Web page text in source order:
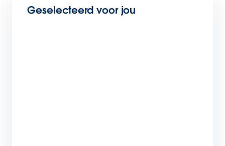
Geselecteerd voor jou